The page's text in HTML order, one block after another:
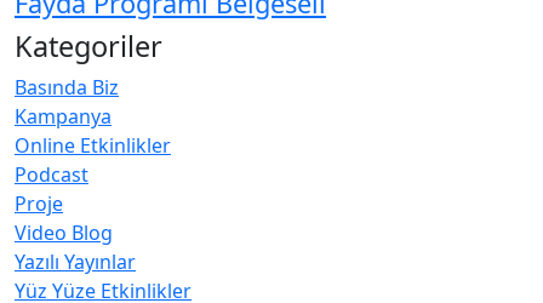
Kategoriler
Basında Biz
Kampanya
Online Etkinlikler
Podcast
Proje
Video Blog
Yazılı Yayınlar
Yüz Yüze Etkinlikler